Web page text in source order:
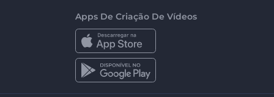
Apps De Criação De Vídeos